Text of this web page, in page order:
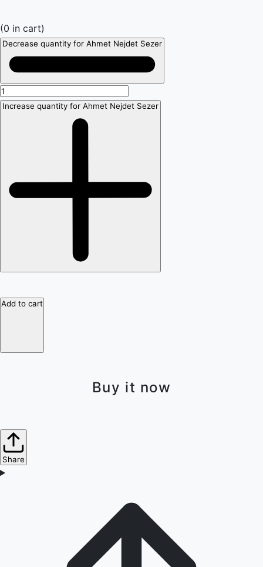
(0 in cart)
Decrease quantity for Ahmet Nejdet Sezer
Increase quantity for Ahmet Nejdet Sezer
Add to cart
Buy it now
Share